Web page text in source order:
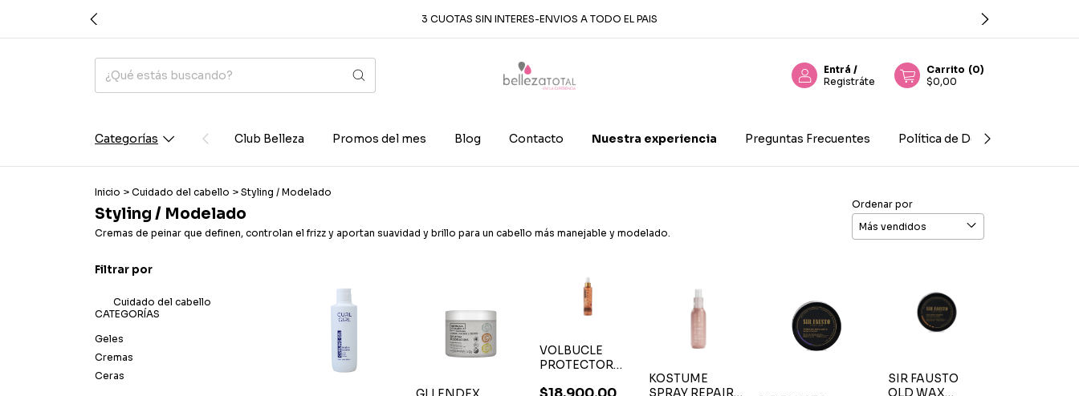
3 CUOTAS SIN INTERES-ENVIOS A TODO EL PAIS
Entrá /
Registráte
Carrito (0)
$0,00
Categorías Club Belleza Promos del mes Blog Contacto Nuestra experiencia Preguntas Frecuentes Política de Devolución
Inicio > Cuidado del cabello > Styling / Modelado
Styling / Modelado
Cremas de peinar que definen, controlan el frizz y aportan suavidad y brillo para un cabello más manejable y modelado.
Ordenar por
Filtrar por
Cuidado del cabello
CATEGORÍAS
Geles
Cremas
Ceras
VOLBUCLE
PROTECTOR
KOSTUME
SPRAY REPAIR
SIR FAUSTO
OLD WAX